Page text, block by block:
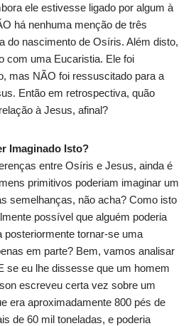
ele estivesse ligado por algum à
há nenhuma menção de três
do nascimento de Osíris. Além disto,
com uma Eucaristia. Ele foi
mas NÃO foi ressuscitado para a
Então em retrospectiva, quão
à Jesus, afinal?
Imaginado Isto?
entre Osíris e Jesus, ainda é
primitivos poderiam imaginar um
semelhanças, não acha? Como isto
possível que alguém poderia
posteriormente tornar-se uma
em parte? Bem, vamos analisar
se eu lhe dissesse que um homem
escreveu certa vez sobre um
era aproximadamente 800 pés de
de 60 mil toneladas, e poderia